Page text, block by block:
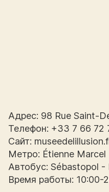
Адрес: 98 Rue Saint-
Телефон: +33 7 66 72
Сайт:
Метро: Étienne Marcel
Автобус: Sébastopol -
Время работы: 10:00-